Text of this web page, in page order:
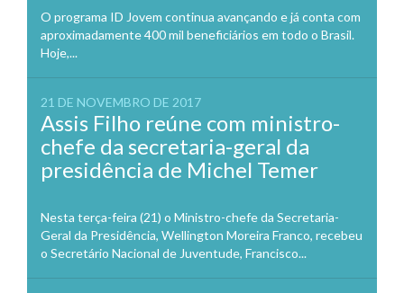
O programa ID Jovem continua avançando e já conta com
aproximadamente 400 mil beneficiários em todo o Brasil.
Hoje,...
21 DE NOVEMBRO DE 2017
Assis Filho reúne com ministro-
chefe da secretaria-geral da
presidência de Michel Temer
Nesta terça-feira (21) o Ministro-chefe da Secretaria-
Geral da Presidência, Wellington Moreira Franco, recebeu
o Secretário Nacional de Juventude, Francisco...